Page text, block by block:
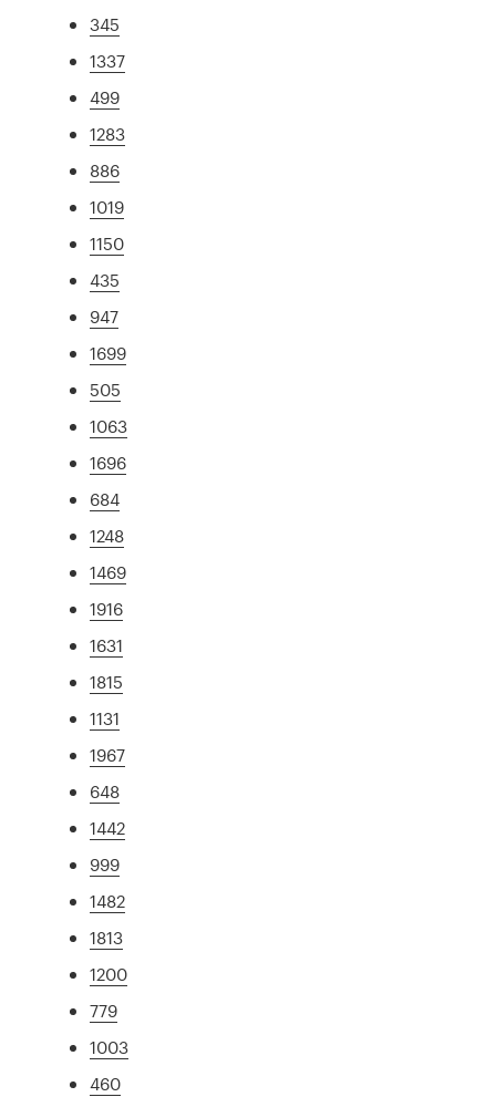
345
1337
499
1283
886
1019
1150
435
947
1699
505
1063
1696
684
1248
1469
1916
1631
1815
1131
1967
648
1442
999
1482
1813
1200
779
1003
460